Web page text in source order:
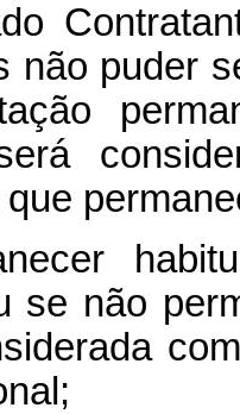
não puder
se não